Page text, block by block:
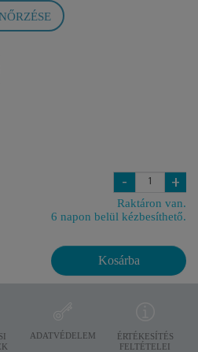
- +
Raktáron van.
6 napon belül kézbesíthető.
Kosárba
ADATVÉDELEM
ÉRTÉKESÍTÉS
FELTÉTELEI